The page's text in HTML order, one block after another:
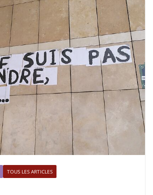
TOUS LES ARTICLES